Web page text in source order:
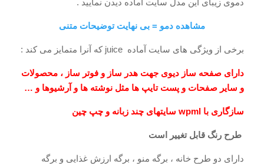
دموی زیبای این مدل سایت آماده دیدن نمایید .
مشاهده دمو = بی نهایت توضیحات متنی
برخی از ویژگی های سایت آماده juice که آنرا متمایز می کند :
دارای صفحه ساز دیوی جهت هدر ساز و فوتر ساز ، محصولات
و سایر صفحات و پست تایپ ها مثل نوشته ها و آرشیوها و …
سازگاری با wpml سایتهای چند زبانه و چپ چین
طرح رنگ قابل تغییر است
دارای دو طرح خانه ، برگه منو ، برگه ارزش غذایی و برگه